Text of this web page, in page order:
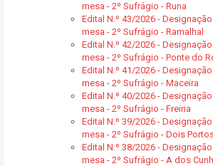
mesa - 2º Sufrágio - Runa
Edital N.º 43/2026 -
mesa - 2º Sufrágio - Ramalhal
Edital N.º 42/2026 -
mesa - 2º Sufrágio - Ponte do
Edital N.º 41/2026 -
mesa - 2º Sufrágio - Maceira
Edital N.º 40/2026 -
mesa - 2º Sufrágio - Freiria
Edital N.º 39/2026 -
mesa - 2º Sufrágio - Dois
Edital N.º 38/2026 -
mesa - 2º Sufrágio - A dos